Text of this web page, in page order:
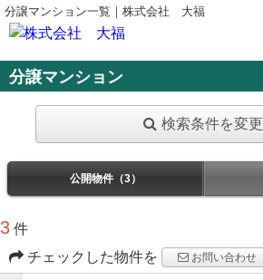
分譲マンション一覧｜株式会社 大福
分譲マンション
検索条件を変更
公開物件（3）
3 件
チェックした物件を
お問い合わせ